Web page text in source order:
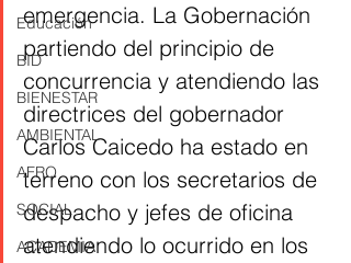
Educación
BID
BIENESTAR
AMBIENTAL
AFRO
SOCIAL
ACADEMIA
emergencia. La Gobernación
partiendo del principio de
concurrencia y atendiendo las
directrices del gobernador
Carlos Caicedo ha estado en
terreno con los secretarios de
despacho y jefes de oficina
atendiendo lo ocurrido en los